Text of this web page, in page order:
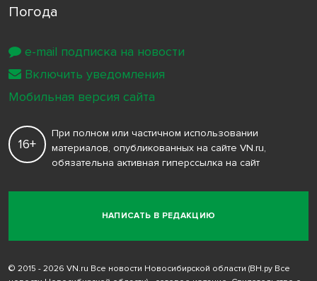
Погода
НАПИСАТЬ В РЕДАКЦИЮ
16+
При полном или частичном использовании
материалов, опубликованных на сайте VN.ru,
обязательна активная гиперссылка на сайт
© 2015 - 2026 VN.ru Все новости Новосибирской области (ВН.ру Все
e-mail подписка на новости
Включить уведомления
Мобильная версия сайта